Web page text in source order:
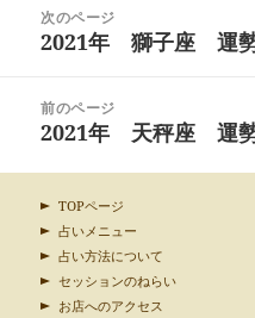
次のページ
前
稿:
2021年 獅子座 運
前のページ
次
投
稿:
2021年 天秤座 運
TOPページ
占いメニュー
占い方法について
セッションのねらい
お店へのアクセス